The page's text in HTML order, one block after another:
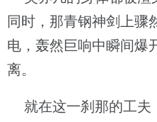
同时，那青钢神剑上骤
电，轰然巨响中瞬间爆
离。
就在这一刹那的工夫